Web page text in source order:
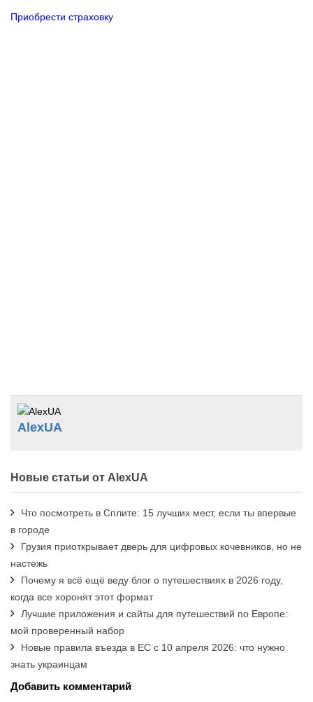
Приобрести страховку
AlexUA
Новые статьи от AlexUA
Что посмотреть в Сплите: 15 лучших мест, если ты впервые
в городе
Грузия приоткрывает дверь для цифровых кочевников, но не
настежь
Почему я всё ещё веду блог о путешествиях в 2026 году,
когда все хоронят этот формат
Лучшие приложения и сайты для путешествий по Европе:
мой проверенный набор
Новые правила въезда в ЕС с 10 апреля 2026: что нужно
знать украинцам
Добавить комментарий